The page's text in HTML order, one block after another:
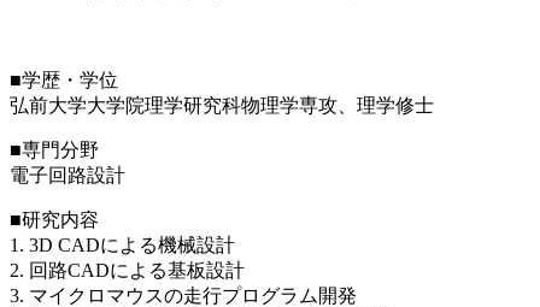
■学歴・学位
弘前大学大学院理学研究科物理学専攻、理学修士
■専門分野
電子回路設計
■研究内容
1. 3D CADによる機械設計
2. 回路CADによる基板設計
3. マイクロマウスの走行プログラム開発